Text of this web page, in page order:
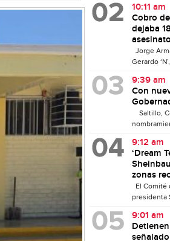
10:11 am
Cobro
dejaba
Jorge
Gerardo
9:39 am
Con
Saltillo,
9:12 am
‘Dream
zonas
El Comité
presidenta
9:01 am
Detienen